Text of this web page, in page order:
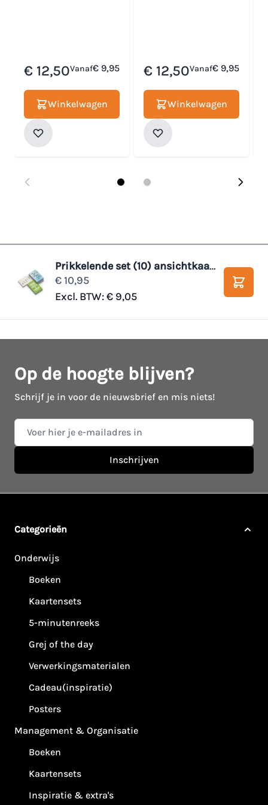
€ 12,50Vanaf€ 9,95
Winkelwagen
€ 12,50Vanaf€ 9,95
Winkelwagen
Prikkelende set (10) ansichtkaarten voor de leraar
€ 10,95
Excl. BTW:€ 9,05
Op de hoogte blijven?
Schrijf je in voor de nieuwsbrief en mis niets!
E-mail adres
Inschrijven
Categorieën
Onderwijs
Boeken
Kaartensets
5-minutenreeks
Grej of the day
Verwerkingsmaterialen
Cadeau(inspiratie)
Posters
Management & Organisatie
Boeken
Kaartensets
Inspiratie & extra's